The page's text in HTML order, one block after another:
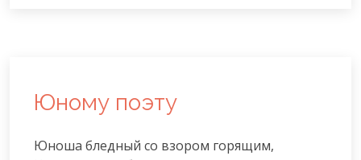
Юному поэту
Юноша бледный со взором горящим,